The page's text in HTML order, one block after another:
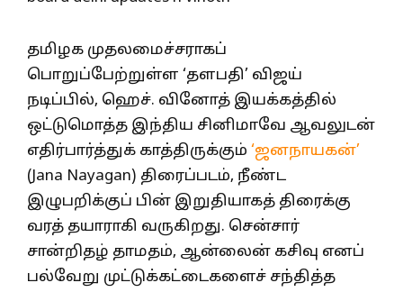
தமிழக முதலமைச்சராகப்
பொறுப்பேற்றுள்ள ‘தளபதி’ விஜய்
நடிப்பில், ஹெச். வினோத் இயக்கத்தில்
ஒட்டுமொத்த இந்திய சினிமாவே ஆவலுடன்
எதிர்பார்த்துக் காத்திருக்கும் ‘ஜனநாயகன்’
(Jana Nayagan) திரைப்படம், நீண்ட
இழுபறிக்குப் பின் இறுதியாகத் திரைக்கு
வரத் தயாராகி வருகிறது. சென்சார்
சான்றிதழ் தாமதம், ஆன்லைன் கசிவு எனப்
பல்வேறு முட்டுக்கட்டைகளைச் சந்தித்த